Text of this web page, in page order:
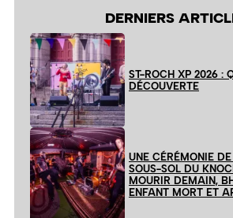
DERNIERS
ST-ROCH XP 2026 :
DÉCOUVERTE
UNE CÉRÉMONIE
SOUS-SOL DU
MOURIR DEMAIN,
ENFANT MORT ET